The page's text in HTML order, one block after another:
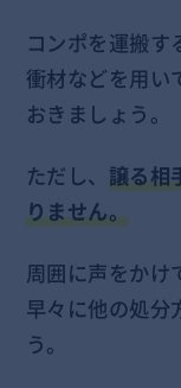
コンポを運搬
衝材などを用い
おきましょう。
ただし、 譲る相
りません。
周囲に声をかけ
早々に他の処分
う。